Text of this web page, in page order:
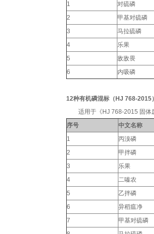
1
对硫磷
2
甲基对硫磷
3
马拉硫磷
4
乐果
5
敌敌畏
6
内吸磷
12种有机磷混标（ HJ 768-2015）
适用于《HJ 768-2015 固体废
序号
中文名称
1
丙溴磷
2
甲拌磷
3
乐果
4
二嗪农
5
乙拌磷
6
异稻瘟净
7
甲基对硫磷